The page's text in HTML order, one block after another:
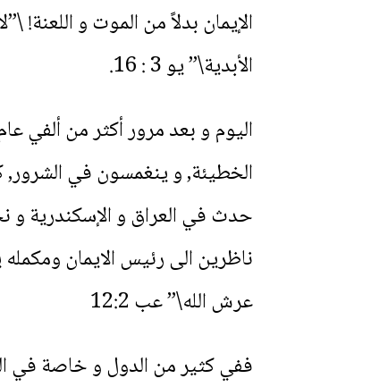
الإيمان بدلاً من الموت و اللعنة!
الأبدية\” يو 3 : 16.
اليوم و بعد مرور أكثر من ألفي
الخطيئة, و ينغمسون في الشرور,
ناظرين الى رئيس الايمان
عرش الله\” عب 12:2
ففي كثير من الدول و خاصة في